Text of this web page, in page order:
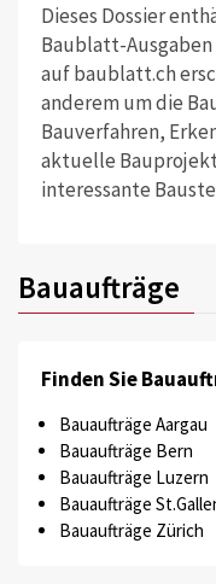
Dieses Dossier
Baublatt-
auf baublatt.ch
anderem um die
Bauverfahren,
aktuelle
interessante
Bauaufträge
Finden Sie
Bauaufträge Aargau
Bauaufträge Bern
Bauaufträge Luzern
Bauaufträge
Bauaufträge Zürich